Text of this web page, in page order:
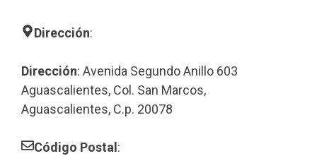
Dirección:
Dirección: Avenida Segundo Anillo 603
Aguascalientes, Col. San Marcos,
Aguascalientes, C.p. 20078
Código Postal :